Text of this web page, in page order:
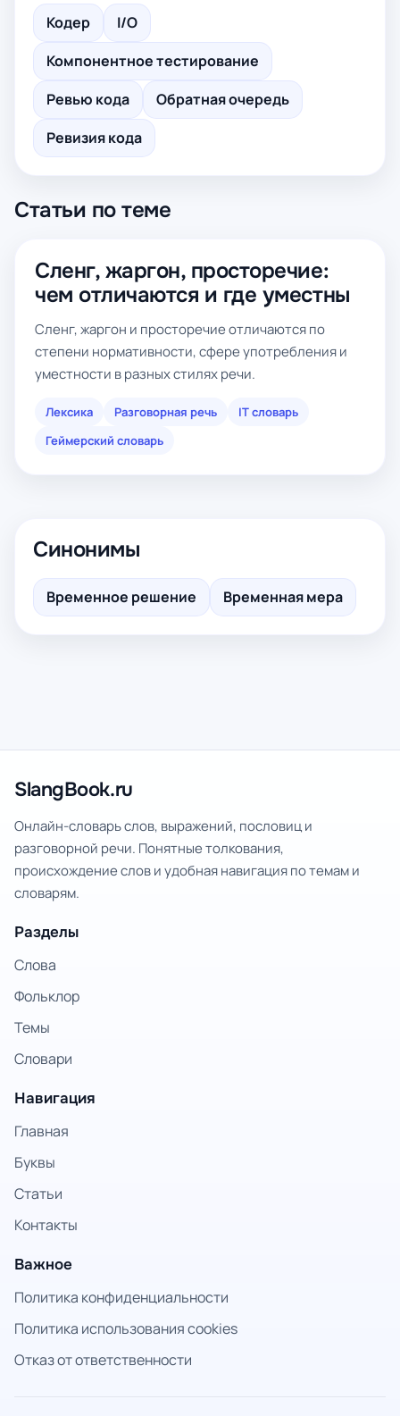
Кодер
I/O
Компонентное тестирование
Ревью кода
Обратная очередь
Ревизия кода
Статьи по теме
Сленг, жаргон, просторечие:
чем отличаются и где уместны
Сленг, жаргон и просторечие отличаются по
степени нормативности, сфере употребления и
уместности в разных стилях речи.
Лексика Разговорная речь
IT словарь
Геймерский словарь
Синонимы
Временное решение Временная мера
SlangBook.ru
Онлайн-словарь слов, выражений, пословиц и
разговорной речи. Понятные толкования,
происхождение слов и удобная навигация по темам и
словарям.
Разделы
Слова
Фольклор
Темы
Словари
Навигация
Главная
Буквы
Статьи
Контакты
Важное
Политика конфиденциальности
Политика использования cookies
Отказ от ответственности